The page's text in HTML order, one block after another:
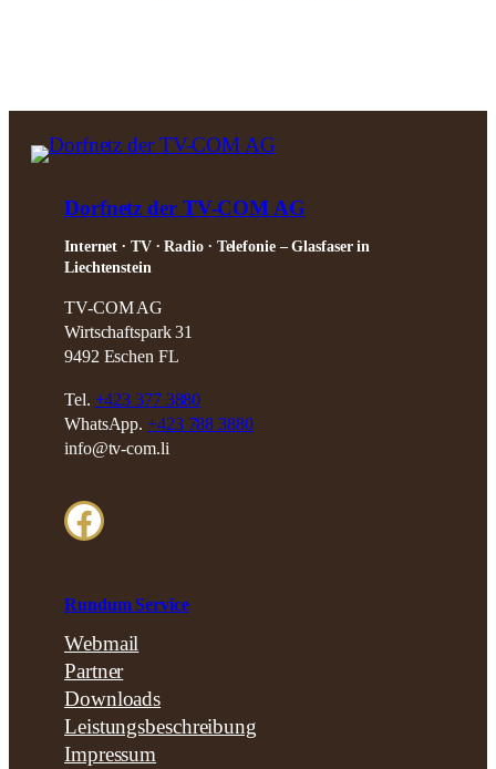
Dorfnetz der TV-COM AG
Internet ∙ TV ∙ Radio ∙ Telefonie – Glasfaser in
Liechtenstein
TV-COM AG
Wirtschaftspark 31
9492 Eschen FL
Tel. +423 377 3880
WhatsApp.+423 788 3880
info@tv-com.li
Facebook
Rundum Service
Webmail
Partner
Downloads
Leistungsbeschreibung
Impressum